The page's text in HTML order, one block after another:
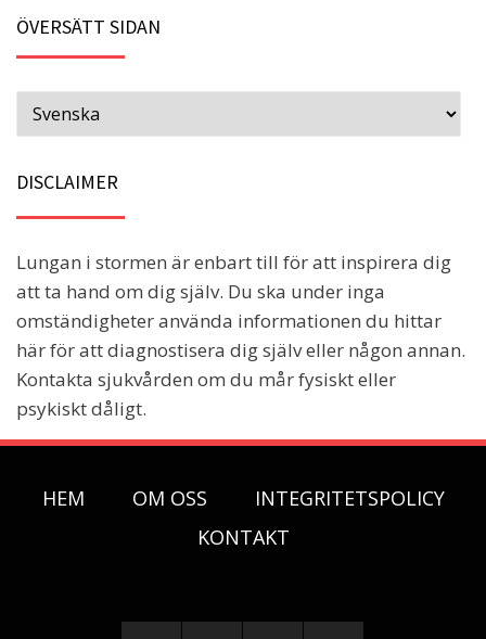
ÖVERSÄTT SIDAN
DISCLAIMER
Lungan i stormen är enbart till för att inspirera dig
att ta hand om dig själv. Du ska under inga
omständigheter använda informationen du hittar
här för att diagnostisera dig själv eller någon annan.
Kontakta sjukvården om du mår fysiskt eller
psykiskt dåligt.
HEM OM OSS
INTEGRITETSPOLICY
KONTAKT